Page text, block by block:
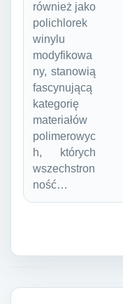
również jako
polichlorek
winylu
modyfikowa
ny, stanowią
fascynującą
kategorię
materiałów
polimerowyc
h, których
wszechstron
ność…
Nawigacja